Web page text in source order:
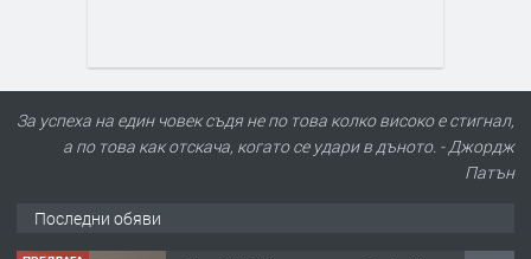
За успеха на един човек съдя не по това колко високо е стигнал,
а по това как отскача, когато се удари в дъното. - Джордж
Патън
Последни обяви
Под НАЕМ двустаен Орфей